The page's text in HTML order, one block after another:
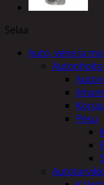
Selaa
Auto, vene ja
Autonhoito
Pesu